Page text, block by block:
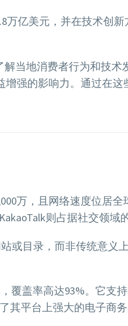
亿美元，并在技术创
当地消费者行为和技
增强的影响力。通过在
万，且网络速度位居
则占据社交领域
或目录，而非传统意
覆盖率高达93%。它
其平台上强大的电子商务